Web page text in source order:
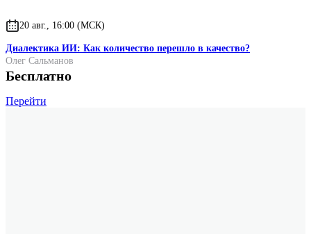
20 авг., 16:00 (МСК)
Диалектика ИИ: Как количество перешло в качество?
Олег Сальманов
Бесплатно
Перейти